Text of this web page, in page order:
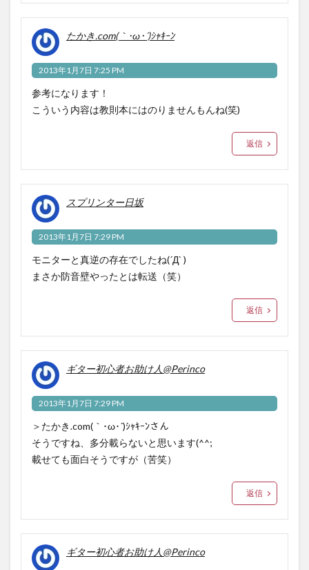
たかき.com(｀･ω･´)ｼｬｷｰﾝ
2013年1月7日 7:25 PM
参考になります！
こういう内容は教則本にはのりませんもんね(笑)
返信
スプリンター日坂
2013年1月7日 7:29 PM
モニターと真逆の存在でしたね(´Д` )
まさか防音壁やったとは転送（笑）
返信
ギター初心者お助け人@Perinco
2013年1月7日 7:29 PM
＞たかき.com(｀･ω･´)ｼｬｷｰﾝさん
そうですね、多分載らないと思います(^^;
載せても面白そうですが（苦笑）
返信
ギター初心者お助け人@Perinco